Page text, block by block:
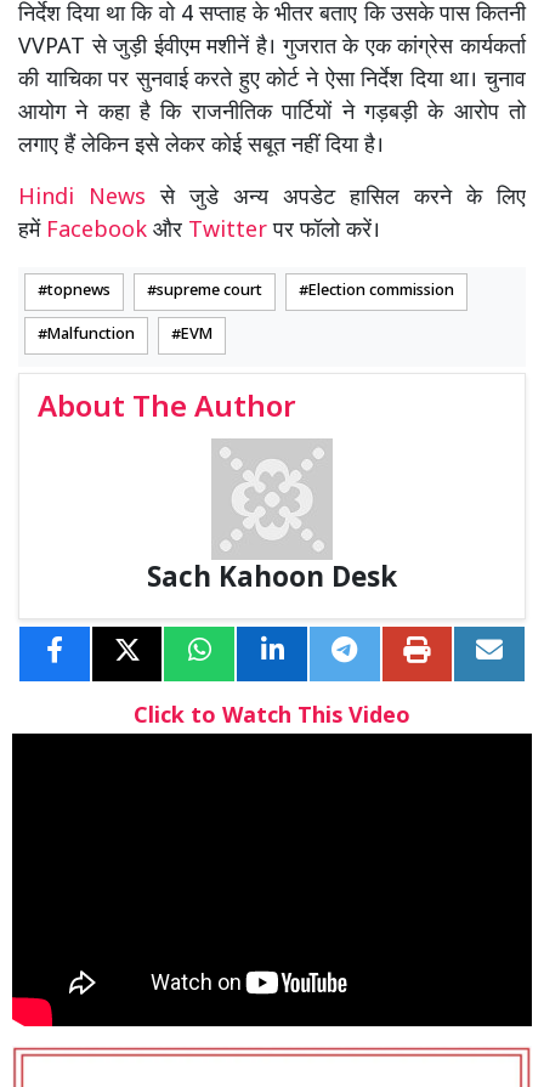
निर्देश दिया था कि वो 4 सप्ताह के भीतर बताए कि उसके पास कितनी
VVPAT से जुड़ी ईवीएम मशीनें है। गुजरात के एक कांग्रेस कार्यकर्ता
की याचिका पर सुनवाई करते हुए कोर्ट ने ऐसा निर्देश दिया था। चुनाव
आयोग ने कहा है कि राजनीतिक पार्टियों ने गड़बड़ी के आरोप तो
लगाए हैं लेकिन इसे लेकर कोई सबूत नहीं दिया है।
Hindi Newsसे जुडे अन्य अपडेट हासिल करने के लिए
हमें Facebook और Twitterपर फॉलो करें।
topnews supreme court Election commission
Malfunction EVM
About The Author
Sach Kahoon Desk
Click to Watch This Video